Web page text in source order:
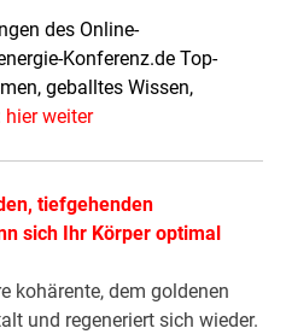
des Online-
Konferenz.de Top-
geballtes Wissen,
hier weiter
tiefgehenden
sich Ihr Körper optimal
kohärente, dem goldenen
und regeneriert sich wieder.